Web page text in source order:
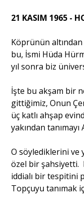
21 KASIM 1965 -
Köprünün
bu, İsmi Hüda
yıl sonra biz
İşte bu akşam bir
gittiğimiz, Onun
üç katlı ahşap
yakından
O söylediklerini ve
özel bir şahsiyetti.
iddialı bir tespitini
Topçuyu tanımak